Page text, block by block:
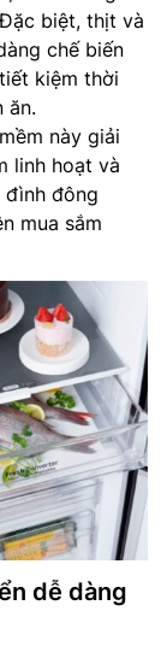
biệt, thịt và
chế biến
kiệm thời
ăn.
này giải
linh hoạt và
đông
mua sắm
dễ dàng